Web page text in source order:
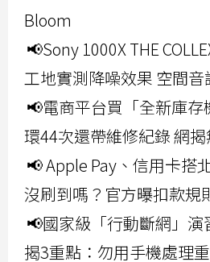
Bloom
📢Sony 1000X THE
工地實測降噪效果 空間
📢電商平台買「全新庫
環44次還帶維修紀錄 網
📢 Apple Pay、信用卡搭
沒刷到嗎？官方曝扣款規
📢國家級「行動斷網」演
揭3重點：勿用手機處理